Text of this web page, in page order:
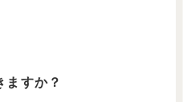
ますか？